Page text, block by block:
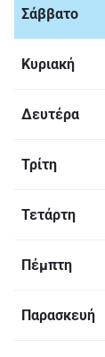
Σάββατο
Κυριακή
Δευτέρα
Τρίτη
Τετάρτη
Πέμπτη
Παρασκευή